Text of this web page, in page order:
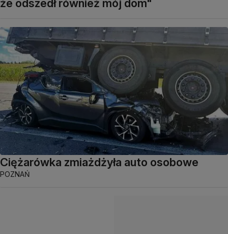
że odszedł również mój dom"
Ciężarówka zmiażdżyła auto osobowe
POZNAŃ